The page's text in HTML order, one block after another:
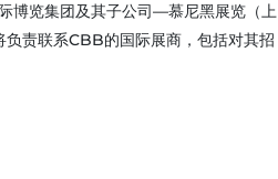
博览集团及其子公司—慕尼黑展览（上
责联系CBB的国际展商，包括对其招